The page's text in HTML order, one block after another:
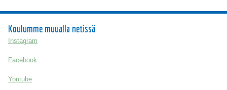
Koulumme muualla netissä
Instagram
Facebook
Youtube